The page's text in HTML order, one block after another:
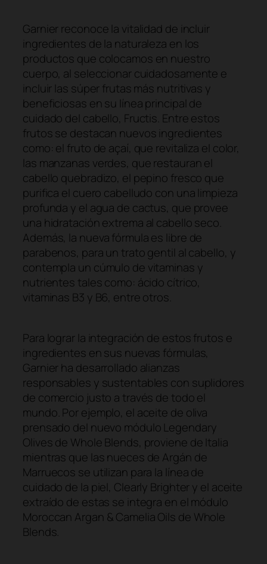
Garnier reconoce la vitalidad de incluir
ingredientes de la naturaleza en los
productos que colocamos en nuestro
cuerpo, al seleccionar cuidadosamente e
incluir las súper frutas más nutritivas y
beneficiosas en su línea principal de
cuidado del cabello, Fructis. Entre estos
frutos se destacan nuevos ingredientes
como: el fruto de açaí, que revitaliza el color,
las manzanas verdes, que restauran el
cabello quebradizo, el pepino fresco que
purifica el cuero cabelludo con una limpieza
profunda y el agua de cactus, que provee
una hidratación extrema al cabello seco.
Además, la nueva fórmula es libre de
parabenos, para un trato gentil al cabello, y
contempla un cúmulo de vitaminas y
nutrientes tales como: ácido cítrico,
vitaminas B3 y B6, entre otros.
Para lograr la integración de estos frutos e
ingredientes en sus nuevas fórmulas,
Garnier ha desarrollado alianzas
responsables y sustentables con suplidores
de comercio justo a través de todo el
mundo. Por ejemplo, el aceite de oliva
prensado del nuevo módulo Legendary
Olives de Whole Blends, proviene de Italia
mientras que las nueces de Argán de
Marruecos se utilizan para la línea de
cuidado de la piel, Clearly Brighter y el aceite
extraído de estas se integra en el módulo
Moroccan Argan & Camelia Oils de Whole
Blends.